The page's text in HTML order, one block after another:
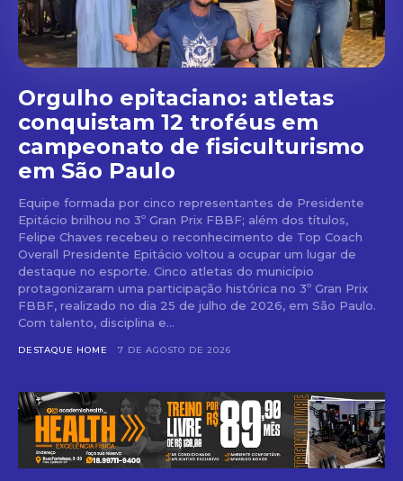
Orgulho epitaciano: atletas
conquistam 12 troféus em
campeonato de fisiculturismo
em São Paulo
Equipe formada por cinco representantes de Presidente
Epitácio brilhou no 3º Gran Prix FBBF; além dos títulos,
Felipe Chaves recebeu o reconhecimento de Top Coach
Overall Presidente Epitácio voltou a ocupar um lugar de
destaque no esporte. Cinco atletas do município
protagonizaram uma participação histórica no 3º Gran Prix
FBBF, realizado no dia 25 de julho de 2026, em São Paulo.
Com talento, disciplina e...
DESTAQUE HOME 7 DE AGOSTO DE 2026